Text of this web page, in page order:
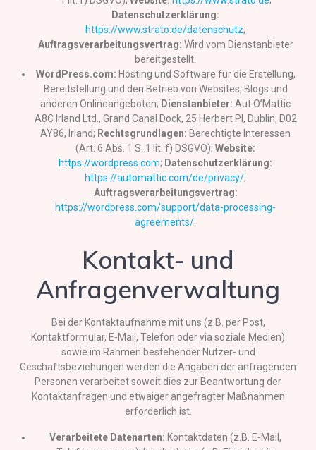
Datenschutzerklärung:
https://www.strato.de/datenschutz;
Auftragsverarbeitungsvertrag: Wird vom Dienstanbieter
bereitgestellt.
WordPress.com: Hosting und Software für die Erstellung,
Bereitstellung und den Betrieb von Websites, Blogs und
anderen Onlineangeboten; Dienstanbieter: Aut O’Mattic
A8C Irland Ltd., Grand Canal Dock, 25 Herbert Pl, Dublin, D02
AY86, Irland; Rechtsgrundlagen: Berechtigte Interessen
(Art. 6 Abs. 1 S. 1 lit. f) DSGVO); Website:
https://wordpress.com; Datenschutzerklärung:
https://automattic.com/de/privacy/;
Auftragsverarbeitungsvertrag:
https://wordpress.com/support/data-processing-
agreements/.
Kontakt- und
Anfragenverwaltung
Bei der Kontaktaufnahme mit uns (z.B. per Post,
Kontaktformular, E-Mail, Telefon oder via soziale Medien)
sowie im Rahmen bestehender Nutzer- und
Geschäftsbeziehungen werden die Angaben der anfragenden
Personen verarbeitet soweit dies zur Beantwortung der
Kontaktanfragen und etwaiger angefragter Maßnahmen
erforderlich ist.
Verarbeitete Datenarten: Kontaktdaten (z.B. E-Mail,